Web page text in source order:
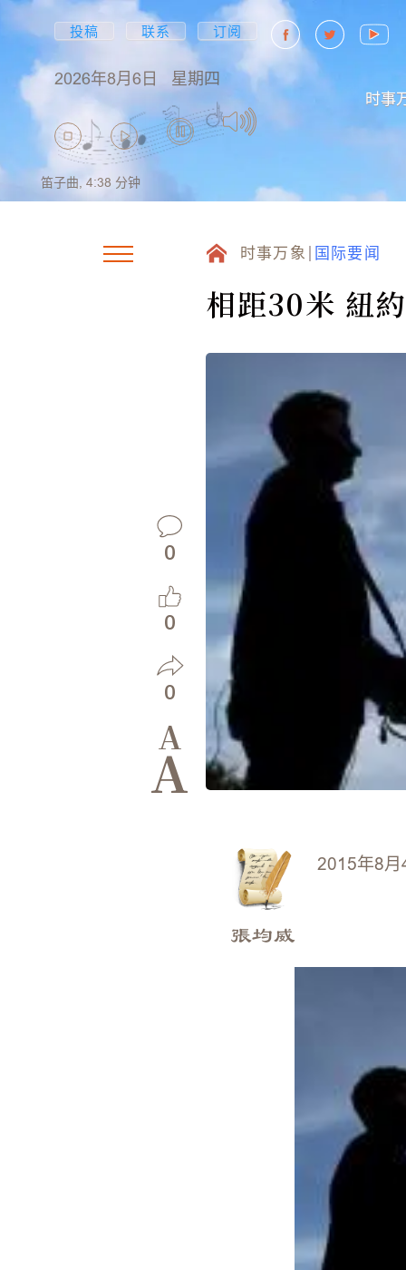
投稿 联系 订阅
2026年8月6日 星期四
时事
笛子曲, 4:38 分钟
时事万象 国际要闻
相距30米 紐
0
0
0
A
A
2015年8月
張均威